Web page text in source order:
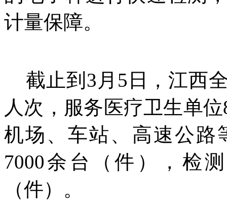
计量保障。
截止到 3 月 5 日，江西
人次，服务医疗卫生单位
机场、车站、高速公路
7000余台（件），检
（件）。